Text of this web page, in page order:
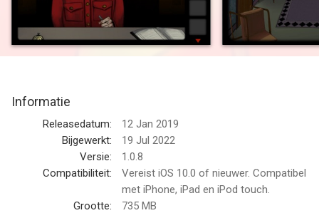
• Engaging and mysterious storyline
• "Escape Room" style puzzles and clues
• Built-in hint system
• Hand-drawn original artwork and animation
Room 1309 van Brian White is een app voor iPhone, iPad en
iPod touch met iOS versie 10.0 of hoger, geschikt bevonden
voor gebruikers met leeftijden vanaf12 jaar
Informatie
Releasedatum:
12 Jan 2019
Bijgewerkt:
19 Jul 2022
Versie:
1.0.8
Compatibiliteit:
Vereist iOS 10.0 of nieuwer. Compatibel
met iPhone, iPad en iPod touch.
Grootte:
735 MB